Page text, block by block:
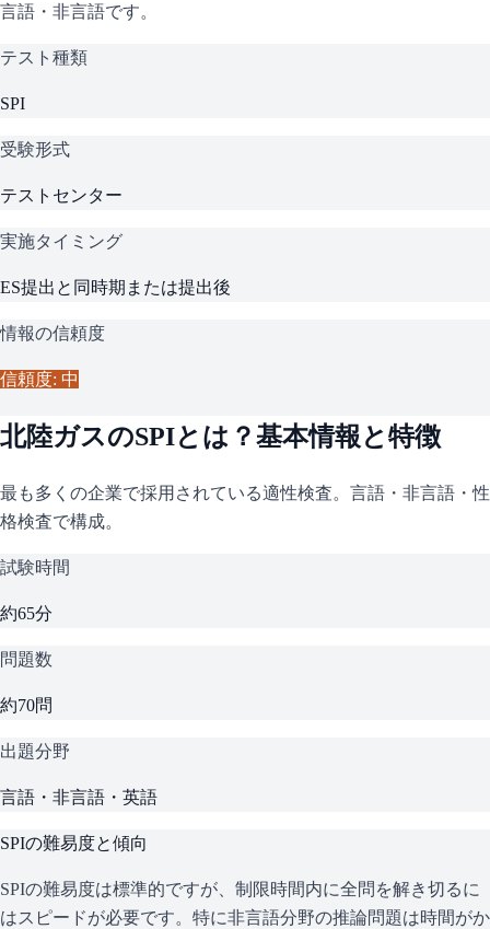
言語・非言語です。
テスト種類
SPI
受験形式
テストセンター
実施タイミング
ES提出と同時期または提出後
情報の信頼度
信頼度: 中
北陸ガスのSPIとは？基本情報と特徴
最も多くの企業で採用されている適性検査。言語・非言語・性
格検査で構成。
試験時間
約65分
問題数
約70問
出題分野
言語・非言語・英語
SPIの難易度と傾向
SPIの難易度は標準的ですが、制限時間内に全問を解き切るに
はスピードが必要です。特に非言語分野の推論問題は時間がか